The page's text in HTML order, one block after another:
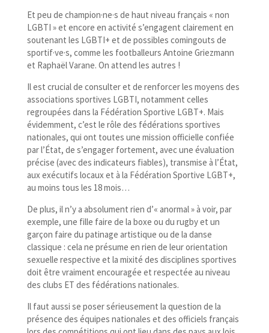
Et peu de champion·ne·s de haut niveau français « non
LGBTI » et encore en activité s’engagent clairement en
soutenant les LGBTI+ et de possibles comingouts de
sportif·ve·s, comme les footballeurs Antoine Griezmann
et Raphaël Varane. On attend les autres !
Il est crucial de consulter et de renforcer les moyens des
associations sportives LGBTI, notamment celles
regroupées dans la Fédération Sportive LGBT+. Mais
évidemment, c’est le rôle des fédérations sportives
nationales, qui ont toutes une mission officielle confiée
par l’État, de s’engager fortement, avec une évaluation
précise (avec des indicateurs fiables), transmise à l’État,
aux exécutifs locaux et à la Fédération Sportive LGBT+,
au moins tous les 18 mois…
De plus, il n’y a absolument rien d’« anormal » à voir, par
exemple, une fille faire de la boxe ou du rugby et un
garçon faire du patinage artistique ou de la danse
classique : cela ne présume en rien de leur orientation
sexuelle respective et la mixité des disciplines sportives
doit être vraiment encouragée et respectée au niveau
des clubs ET des fédérations nationales.
Il faut aussi se poser sérieusement la question de la
présence des équipes nationales et des officiels français